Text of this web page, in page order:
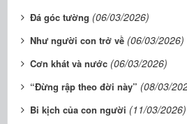
Đá góc tường (06/03/2026)
Như người con trở về (06/03/2026)
Cơn khát và nước (06/03/2026)
“Đừng rập theo đời này” (08/03/
Bi kịch của con người (11/03/2026)